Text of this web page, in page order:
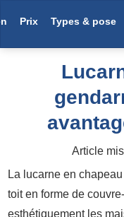
Prix Types & pose
Article
La lucarne en
toit en forme de
esthétiquement les